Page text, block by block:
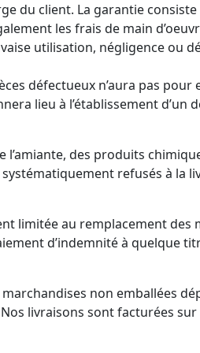
du client. La garantie
les frais de main
utilisation, négligence ou
défectueux n’aura pas
lieu à l’établissement d’un
l’amiante, des produits
refusés à la
limitée au remplacement
d’indemnité à quelque
non emballées
livraisons sont facturées